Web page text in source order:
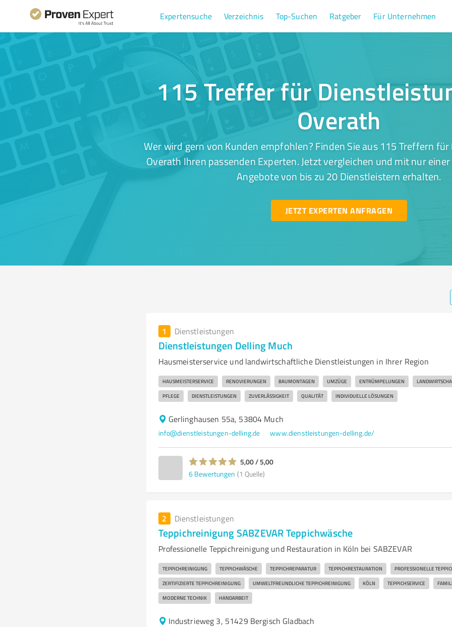
Expertensuche Verzeichnis Top-Suchen Ratgeber Für Unternehmen
115 Treffer für
Overath
Wer wird gern von Kunden empfohlen? Finden Sie aus 115 Treffern
Overath Ihren passenden Experten. Jetzt vergleichen und mit nur
Angebote von bis zu 20 Dienstleistern erhalten.
JETZT EXPERTEN ANFRAGEN
1 Dienstleistungen
Dienstleistungen Delling Much
Hausmeisterservice und landwirtschaftliche Dienstleistungen in Ihrer Region
HAUSMEISTERSERVICE RENOVIERUNGEN BAUMONTAGEN UMZÜGE ENTRÜMPELUNGEN
PFLEGE DIENSTLEISTUNGEN ZUVERLÄSSIGKEIT QUALITÄT INDIVIDUELLE LÖSUNGEN
Gerlinghausen 55a, 53804 Much
info@dienstleistungen-delling.de www.dienstleistungen-delling.de/
5,00 / 5,00
6 Bewertungen (1 Quelle)
2 Dienstleistungen
Teppichreinigung SABZEVAR Teppichwäsche
Professionelle Teppichreinigung und Restauration in Köln bei SABZEVAR
TEPPICHREINIGUNG TEPPICHWÄSCHE TEPPICHREPARATUR TEPPICHRESTAURATION PROFESSIONELLE
ZERTIFIZIERTE TEPPICHREINIGUNG UMWELTFREUNDLICHE TEPPICHREINIGUNG KÖLN TEPPICHSERVICE
MODERNE TECHNIK HANDARBEIT
Industrieweg 3, 51429 Bergisch Gladbach